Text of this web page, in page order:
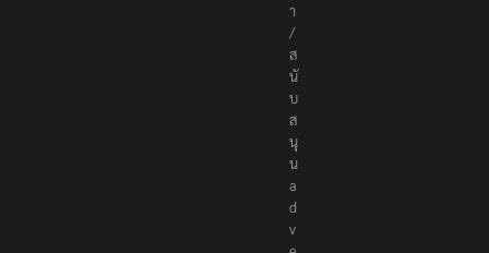
า
/
ส
นั
บ
ส
นุ
น
a
d
v